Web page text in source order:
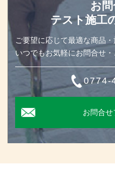
お
テスト施工
ご要望に応じて最適な商品・
いつでもお気軽にお問合せ
0774-
お問合せ